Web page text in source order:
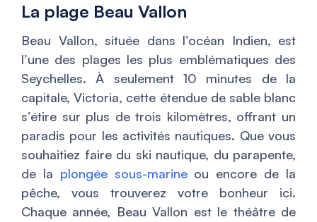
La plage Beau Vallon
Beau Vallon, située dans l’océan Indien, est
l’une des plages les plus emblématiques des
Seychelles. À seulement 10 minutes de la
capitale, Victoria, cette étendue de sable blanc
s’étire sur plus de trois kilomètres, offrant un
paradis pour les activités nautiques. Que vous
souhaitiez faire du ski nautique, du parapente,
de la plongée sous-marineou encore de la
pêche, vous trouverez votre bonheur ici.
Chaque année, Beau Vallon est le théâtre de